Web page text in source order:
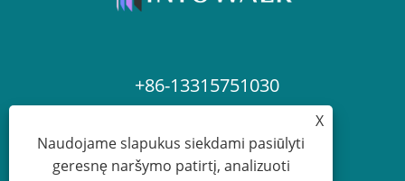
+86-13315751030
X
Naudojame slapukus siekdami pasiūlyti
geresnę naršymo patirtį, analizuoti